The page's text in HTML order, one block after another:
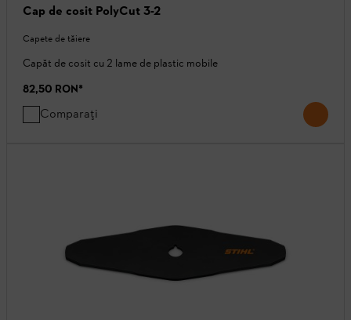
Cap de cosit PolyCut 3-2
Capete de tăiere
Capăt de cosit cu 2 lame de plastic mobile
82,50 RON*
Comparați